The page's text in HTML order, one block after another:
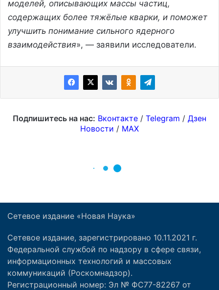
Сетевое издание «Новая Наука»
Сетевое издание, зарегистрировано 10.11.2021 г.
Федеральной службой по надзору в сфере связи,
информационных технологий и массовых
коммуникаций (Роскомнадзор).
Регистрационный номер: Эл № ФС77-82267 от